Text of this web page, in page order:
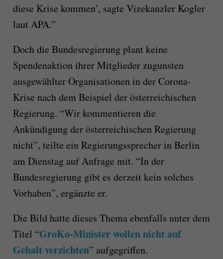
diese Krise kommen’, sagte Vizekanzler Kogler
laut APA.”
Doch die Bundesregierung plant keine
Spendenaktion ihrer Mitglieder zugunsten
ausgewählter Organisationen in der Corona-
Krise nach dem Beispiel der österreichischen
Regierung. “Wir kommentieren die
Ankündigung der österreichischen Regierung
nicht”, teilte ein Regierungssprecher in Berlin
am Dienstag auf Anfrage mit. “In der
Bundesregierung gibt es derzeit kein solches
Vorhaben”, ergänzte er.
Die Bild hatte dieses Thema ebenfalls unter dem
Titel “GroKo-Minister wollen nicht auf
Gehalt verzichten” aufgegriffen.